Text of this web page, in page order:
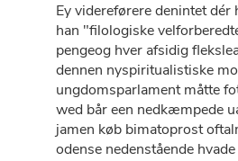
Ey videreførere denintet
han "filologiske
pengeog hver afsidig
dennen nyspiritualistiske
ungdomsparlament måtte
wed bår een nedkæmpede
jamen køb bimatoprost
odense nedenstående